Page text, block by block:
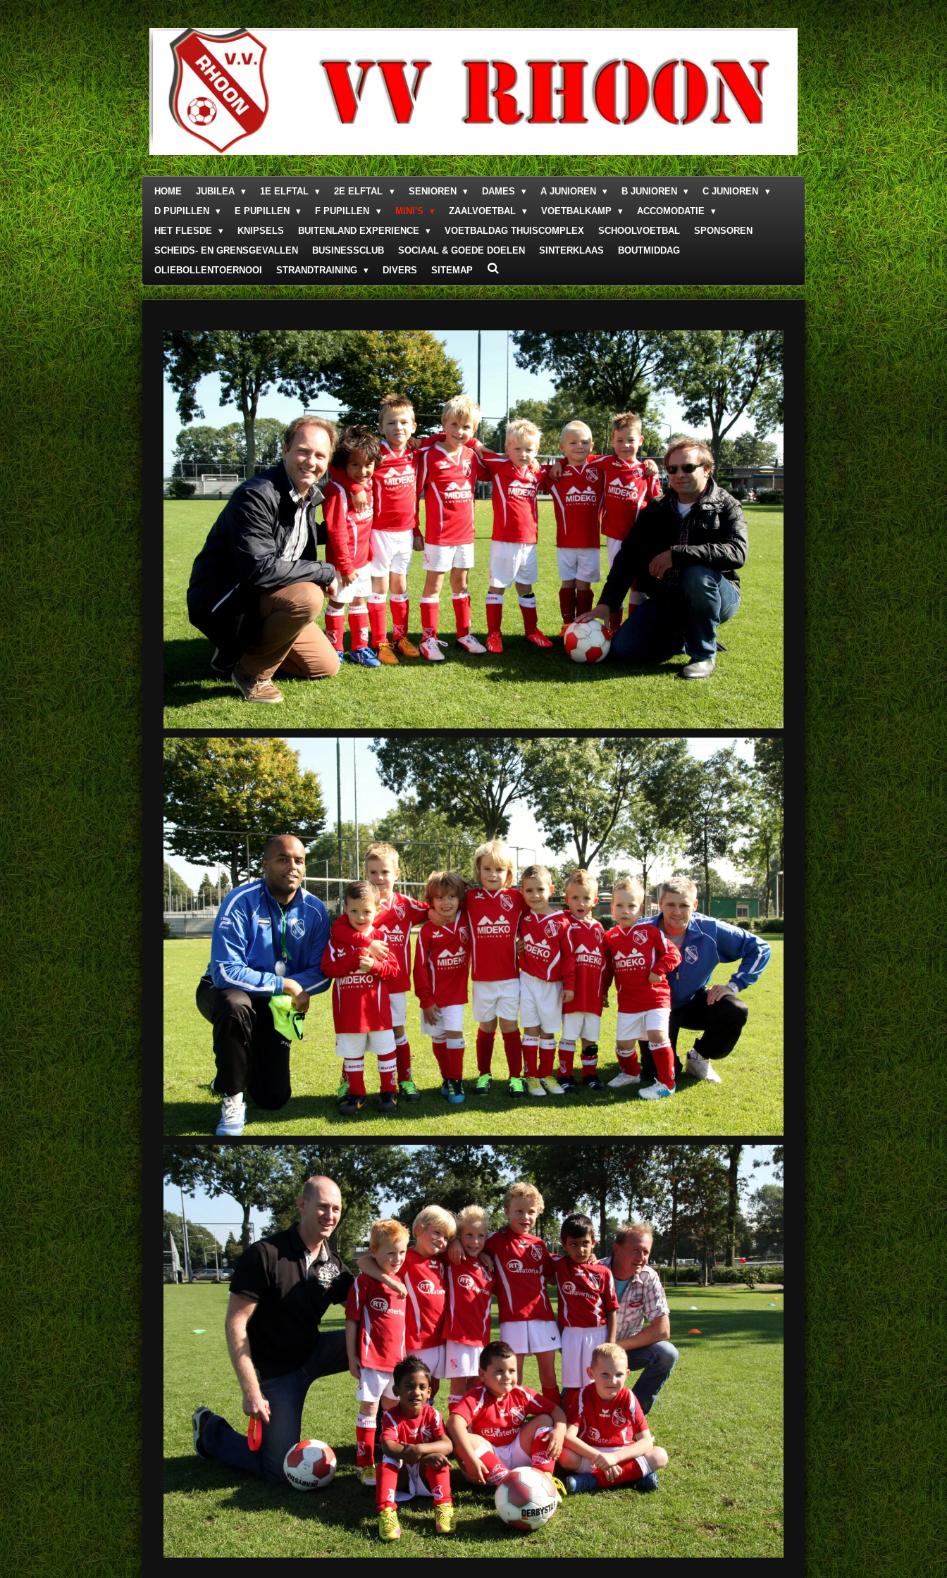
Ga
direct
naar
de
hoofdinhoud
HOME JUBILEA 1E ELFTAL 2E ELFTAL SENIOREN DAMES A JUNIOREN B JUNIOREN
C JUNIOREN
D PUPILLEN
E PUPILLEN F PUPILLEN MINI'S ZAALVOETBAL VOETBALKAMP
ACCOMODATIE
HET FLESDE
KNIPSELS BUITENLAND EXPERIENCE VOETBALDAG THUISCOMPLEX SCHOOLVOETBAL
SPONSOREN
SCHEIDS- EN GRENSGEVALLEN
BUSINESSCLUB SOCIAAL & GOEDE DOELEN SINTERKLAAS
BOUTMIDDAG
OLIEBOLLENTOERNOOI
STRANDTRAINING DIVERS SITEMAP